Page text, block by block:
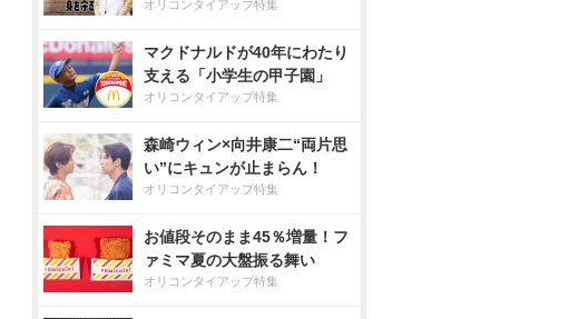
オリコンタイアップ特集
マクドナルドが40年にわたり
支える「小学生の甲子園」
オリコンタイアップ特集
森崎ウィン×向井康二“両片思
い”にキュンが止まらん！
オリコンタイアップ特集
お値段そのまま45％増量！フ
ァミマ夏の大盤振る舞い
オリコンタイアップ特集